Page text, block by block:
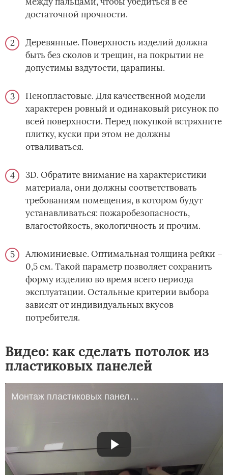
достаточной прочности.
Деревянные. Поверхность изделий должна
быть без сколов и трещин, на покрытии не
допустимы вздутости, царапины.
Пенопластовые. Для качественной модели
характерен ровный и одинаковый рисунок по
всей поверхности. Перед покупкой встряхните
плитку, куски при этом не должны
отваливаться.
3D. Обратите внимание на характеристики
материала, они должны соответствовать
требованиям помещения, в котором будут
устанавливаться: пожаробезопасность,
влагостойкость, экологичность и прочим.
Алюминиевые. Оптимальная толщина рейки –
0,5 см. Такой параметр позволяет сохранить
форму изделию во время всего периода
эксплуатации. Остальные критерии выбора
зависят от индивидуальных вкусов
потребителя.
Видео: как сделать потолок из
пластиковых панелей
Монтаж пластиковых панелей на потолок